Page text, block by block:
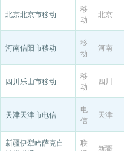
北京北京市移动
移
动
北京
河南信阳市移动
移
动
河南
四川乐山市移动
移
动
四川
天津天津市电信
电
信
天津
新疆伊犁哈萨克自
联
新疆